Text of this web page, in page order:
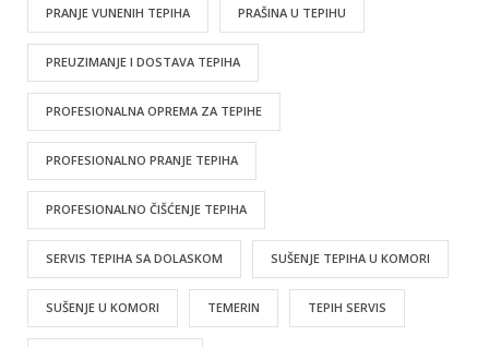
PRANJE VUNENIH TEPIHA PRAŠINA U TEPIHU
PREUZIMANJE I DOSTAVA TEPIHA
PROFESIONALNA OPREMA ZA TEPIHE
PROFESIONALNO PRANJE TEPIHA
PROFESIONALNO ČIŠĆENJE TEPIHA
SERVIS TEPIHA SA DOLASKOM SUŠENJE TEPIHA U KOMORI
SUŠENJE U KOMORI TEMERIN TEPIH SERVIS